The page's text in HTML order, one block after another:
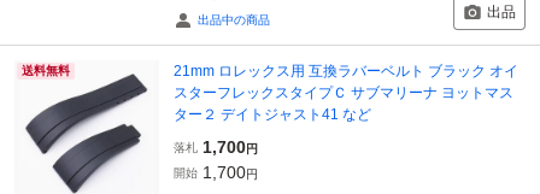
出品中の商品 出品
送料無料
21mm ロレックス用 互換ラバーベルト ブラック オイ
スターフレックスタイプＣ サブマリーナ ヨットマス
ター２ デイトジャスト41 など
落札 1,700円
開始 1,700円